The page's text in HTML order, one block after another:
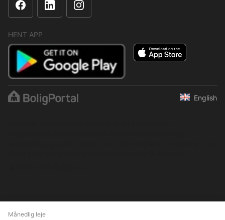
Månedlig leje
HENT APP
English